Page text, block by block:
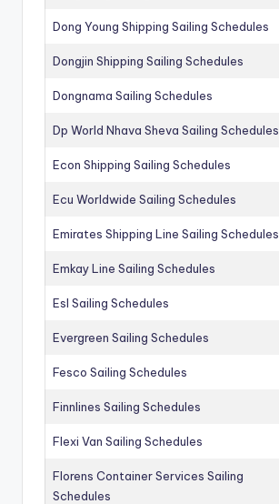
Dong Young Shipping Sailing Schedules
Dongjin Shipping Sailing Schedules
Dongnama Sailing Schedules
Dp World Nhava Sheva Sailing Schedules
Econ Shipping Sailing Schedules
Ecu Worldwide Sailing Schedules
Emirates Shipping Line Sailing Schedules
Emkay Line Sailing Schedules
Esl Sailing Schedules
Evergreen Sailing Schedules
Fesco Sailing Schedules
Finnlines Sailing Schedules
Flexi Van Sailing Schedules
Florens Container Services Sailing
Schedules